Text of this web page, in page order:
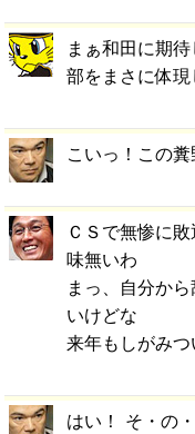
まぁ和田に期
部をまさに体現
こいっ！この糞
ＣＳで無惨に
味無いわ
まっ、自分か
いけどな
来年もしがみ
はい！ そ・の